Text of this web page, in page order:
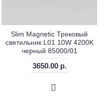
Slim Magnetic Трековый
светильник L01 10W 4200K
черный 85000/01
3650.00 р.